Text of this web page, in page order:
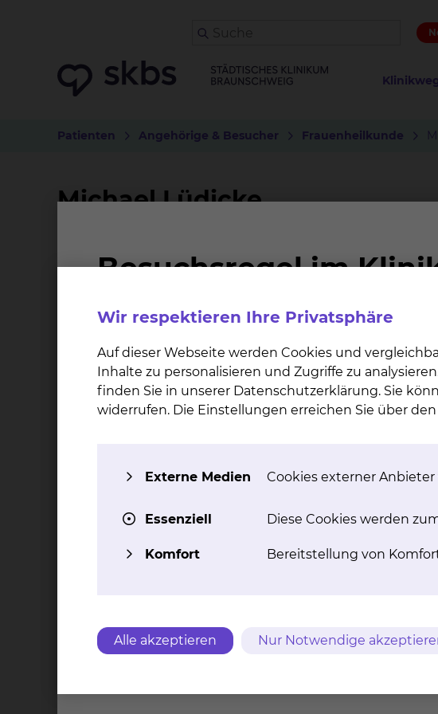
Patienten Angehörige & Besucher Frauenheilkunde
Michael Lüdicke
Holwedestraße (S1):
Hals-, Nasen – & Ohrenheilkunde
Klink für Mund-, Kiefer- und plastische
Neonatologie & Pädiatrische Intensivmedizin
Hämatologie & Onkologie
Patientenbegleitdienst
HNW
Qualifikation
Wir respektieren Ihre Privatsphäre
Auf dieser Webseite werden Cookies und
Inhalte zu personalisieren und Zugriffe zu
finden Sie in unserer Datenschutzerklärung. Sie
widerrufen. Die Einstellungen erreichen Sie über
Externe Medien Cookies externer
Essenziell Diese Cookies werden
Komfort Bereitstellung von
Alle akzeptieren Nur Notwendige